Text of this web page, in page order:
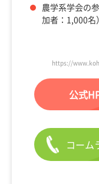
農学系学会の
加者：1,000名）
https://
公式
コーム